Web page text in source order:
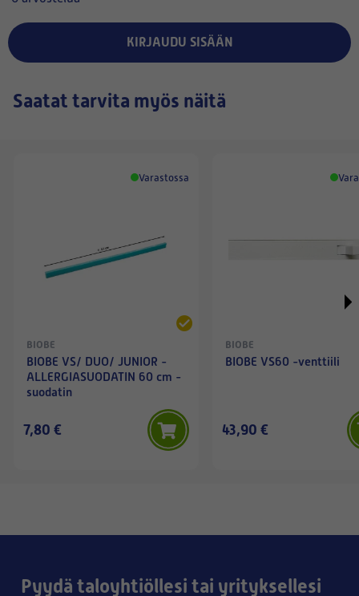
KIRJAUDU SISÄÄN
Saatat tarvita myös näitä
Varastossa
BIOBE
BIOBE VS/ DUO/ JUNIOR -
ALLERGIASUODATIN 60 cm -
suodatin
7,80 €
BIOBE
BIOBE VS60 -venttiili
43,90 €
Pyydä taloyhtiöllesi tai yrityksellesi